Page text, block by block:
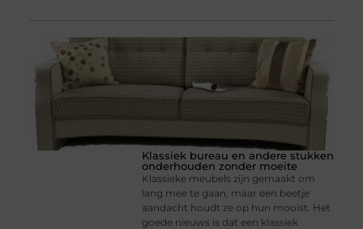
Klassiek bureau en andere stukken
onderhouden zonder moeite
Klassieke meubels zijn gemaakt om
lang mee te gaan, maar een beetje
aandacht houdt ze op hun mooist. Het
goede nieuws is dat een klassiek